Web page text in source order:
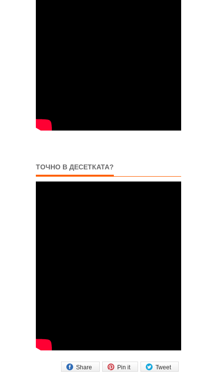
ТОЧНО В ДЕСЕТКАТА?
Tweet
Pin it
Share